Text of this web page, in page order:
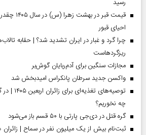
رسید
قیمت قبر
احیای قبور
چرا گرد و غبار در ایران تشدید شد؟ | حقابه
ریزگردهاست
مجازات سنگین برای آدم‌ربایان گوش‌بر
واکسن جدید سرطان پانکراس امیدبخش شد
توصیه‌های
چه نخوریم؟
گره قتل در دی‌جی پارتی با ۵۰ قسم باز می‌شود
ثبت‌نام بیش از یک میلیون نفر در سماح | زائران